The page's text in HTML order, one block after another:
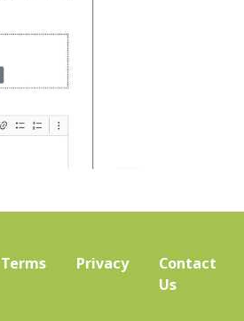
Terms Privacy
Contact
Us